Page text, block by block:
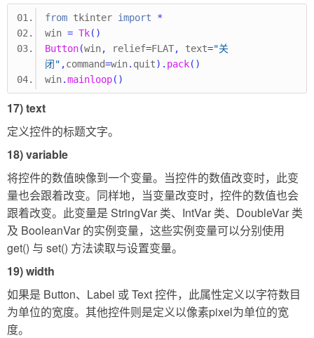
from tkinter import
*
win = Tk()
Button(win, relief=FLAT, text="关
闭" ,command=win. quit). pack()
win.mainloop()
17) text
定义控件的标题文字。
18) variable
将控件的数值映像到一个变量。当控件的数值改变时，此变
量也会跟着改变。同样地，当变量改变时，控件的数值也会
跟着改变。此变量是 StringVar 类、IntVar 类、DoubleVar 类
及 BooleanVar 的实例变量，这些实例变量可以分别使用
get() 与 set() 方法读取与设置变量。
19) width
如果是 Button、Label 或 Text 控件，此属性定义以字符数目
为单位的宽度。其他控件则是定义以像素pixel为单位的宽
度。